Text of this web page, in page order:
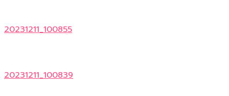
20231211_100855
20231211_100839